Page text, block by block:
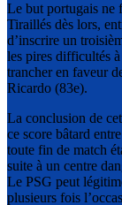
Le but portugais ne
Tiraillés dès lors,
d’inscrire un
les pires difficultés
trancher en faveur
Ricardo (83e).
La conclusion de
ce score bâtard
toute fin de match
suite à un centre
Le PSG peut
plusieurs fois